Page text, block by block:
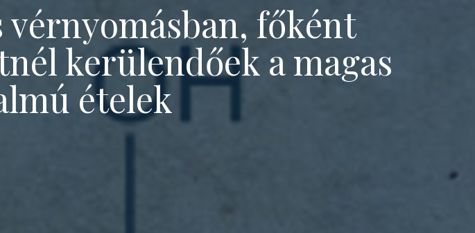
főként
kerülendőek a magas
ételek